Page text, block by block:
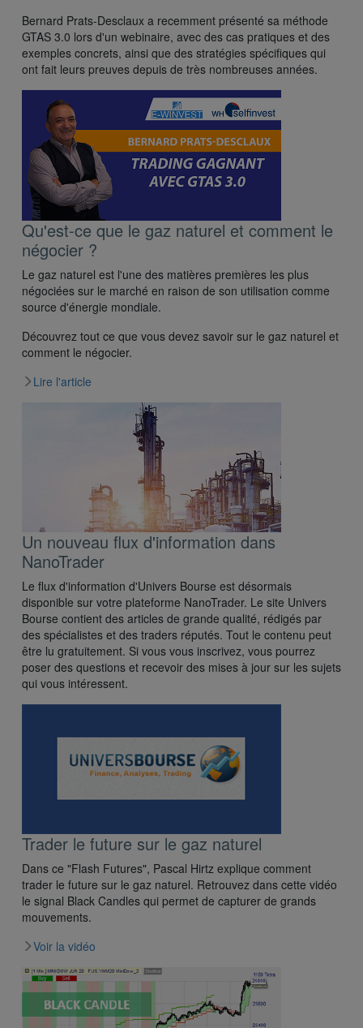
Bernard Prats-Desclaux a recemment présenté sa méthode
GTAS 3.0 lors d'un webinaire, avec des cas pratiques et des
exemples concrets, ainsi que des stratégies spécifiques qui
ont fait leurs preuves depuis de très nombreuses années.
Qu'est-ce que le gaz naturel et comment le
négocier ?
Le gaz naturel est l'une des matières premières les plus
négociées sur le marché en raison de son utilisation comme
source d'énergie mondiale.
Découvrez tout ce que vous devez savoir sur le gaz naturel et
comment le négocier.
Lire l'article
Un nouveau flux d'information dans
NanoTrader
Le flux d'information d'Univers Bourse est désormais
disponible sur votre plateforme NanoTrader. Le site Univers
Bourse contient des articles de grande qualité, rédigés par
des spécialistes et des traders réputés. Tout le contenu peut
être lu gratuitement. Si vous vous inscrivez, vous pourrez
poser des questions et recevoir des mises à jour sur les sujets
qui vous intéressent.
Trader le future sur le gaz naturel
Dans ce "Flash Futures", Pascal Hirtz explique comment
trader le future sur le gaz naturel. Retrouvez dans cette vidéo
le signal Black Candles qui permet de capturer de grands
mouvements.
Voir la vidéo